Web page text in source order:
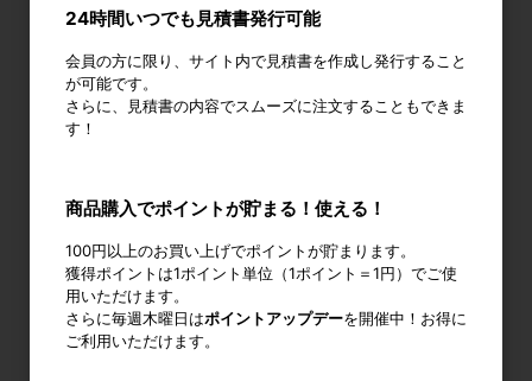
新品 カゴ台車 ロールボックスパレット
(樹脂底板) W850×D650×H1700mm
18,700円税込20,570円
24時間いつでも見積書発行可能
会員の方に限り、サイト内で見積書を作成し発行すること
が可能です。
さらに、見積書の内容でスムーズに注文することもできま
す！
商品購入でポイントが貯まる！使える！
100円以上のお買い上げでポイントが貯まります。
獲得ポイントは1ポイント単位（1ポイント＝1円）でご使
用いただけます。
さらに毎週木曜日はポイントアップデーを開催中！お得に
ご利用いただけます。